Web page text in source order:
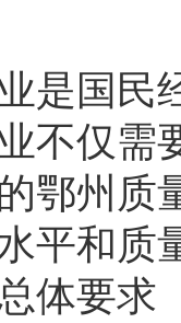
国民经
不仅需
鄂州质
平和质
要求